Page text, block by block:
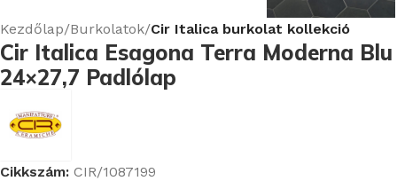
Kezdőlap Burkolatok Cir Italica burkolat kollekció
Cir Italica Esagona Terra Moderna Blu
24×27,7 Padlólap
Cikkszám: CIR/1087199